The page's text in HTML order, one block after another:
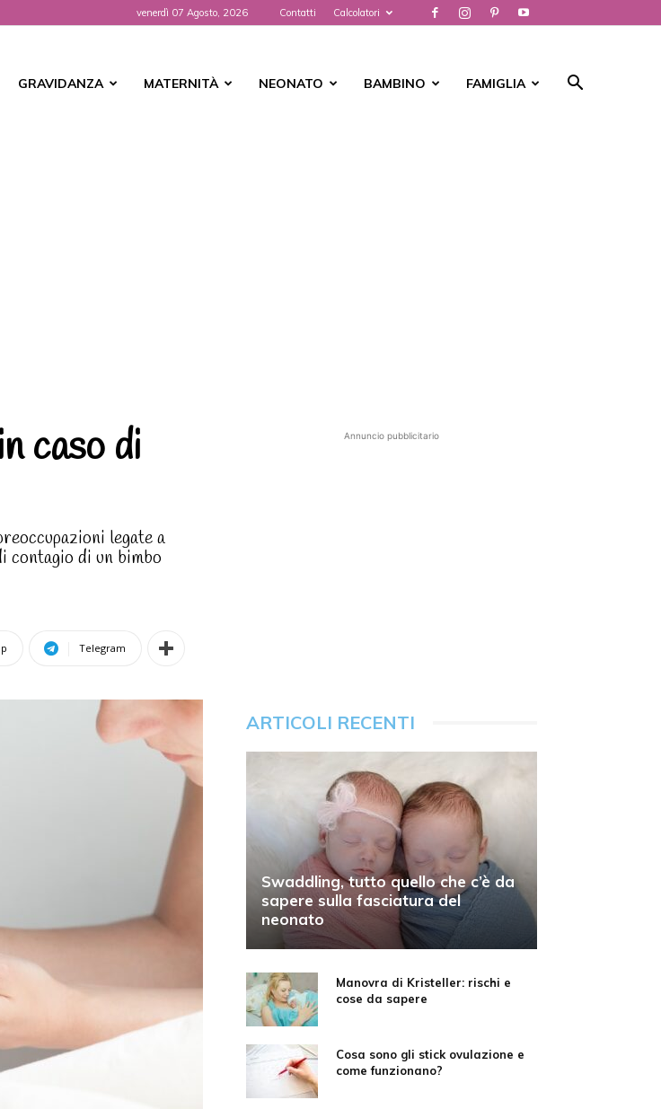
venerdì 07 Agosto, 2026 Contatti Calcolatori
GRAVIDANZA MATERNITÀ NEONATO BAMBINO FAMIGLIA
caso di
legate a
contagio di un bimbo
Telegram
Annuncio pubblicitario
ARTICOLI RECENTI
Swaddling, tutto quello che c’è da
sapere sulla fasciatura del
neonato
Manovra di Kristeller: rischi e
cose da sapere
Cosa sono gli stick ovulazione e
come funzionano?